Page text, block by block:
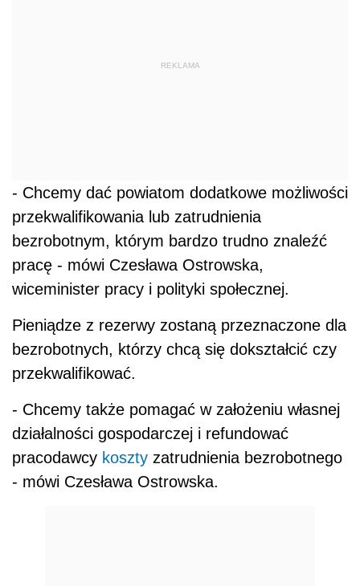
REKLAMA
- Chcemy dać powiatom dodatkowe możliwości
przekwalifikowania lub zatrudnienia
bezrobotnym, którym bardzo trudno znaleźć
pracę - mówi Czesława Ostrowska,
wiceminister pracy i polityki społecznej.
Pieniądze z rezerwy zostaną przeznaczone dla
bezrobotnych, którzy chcą się dokształcić czy
przekwalifikować.
- Chcemy także pomagać w założeniu własnej
działalności gospodarczej i refundować
pracodawcy koszty zatrudnienia bezrobotnego
- mówi Czesława Ostrowska.